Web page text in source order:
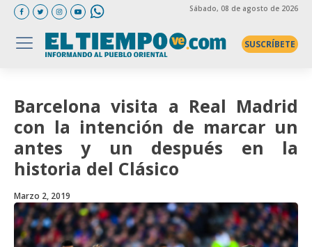
Sábado, 08 de agosto de 2026
SUSCRÍBETE
Barcelona visita a Real Madrid
con la intención de marcar un
antes y un después en la
historia del Clásico
Marzo 2, 2019